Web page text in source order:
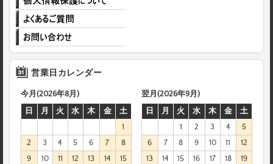
営業日カレンダー
今月(2026年8月)
日
月 火 水 木 金
土
1
2
3 4 5 6 7
8
9
10 11 12 13 14
15
翌月(2026年9月)
日
月 火 水 木 金
土
1
2 3 4
5
6
7 8 9 10 11
12
13
14 15 16 17 18
19